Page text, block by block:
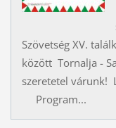
Szövetség XV.
között Tornalja -
Program...